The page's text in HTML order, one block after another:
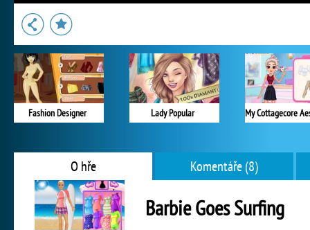
Fashion Designer Lady Popular
O hře Komentáře (8)
Barbie Goes Surfing